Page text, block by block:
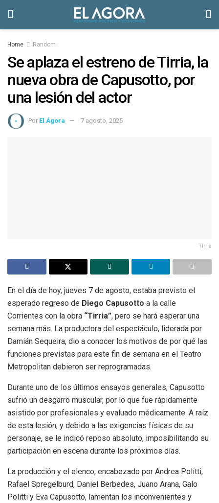
Home Random
Se aplaza el estreno de Tirria, la
nueva obra de Capusotto, por
una lesión del actor
Por El Ágora 7 agosto, 2025
Tirria
En el día de hoy, jueves 7 de agosto, estaba previsto el
esperado regreso de Diego Capusotto a la calle
Corrientes con la obra “Tirria”, pero se hará esperar una
semana más. La productora del espectáculo, liderada por
Damián Sequeira, dio a conocer los motivos de por qué las
funciones previstas para este fin de semana en el Teatro
Metropolitan debieron ser reprogramadas.
Durante uno de los últimos ensayos generales, Capusotto
sufrió un desgarro muscular, por lo que fue rápidamente
asistido por profesionales y evaluado médicamente. A raíz
de esta lesión, y debido a las exigencias físicas de su
personaje, se le indicó reposo absoluto, imposibilitando su
participación en escena durante los próximos días.
La producción y el elenco, encabezado por Andrea Politti,
Rafael Spregelburd, Daniel Berbedes, Juano Arana, Galo
Politti y Eva Capusotto, lamentan los inconvenientes y